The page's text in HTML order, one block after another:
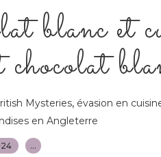
blanc et
chocolat
Mysteries, évasion en
en Angleterre
…